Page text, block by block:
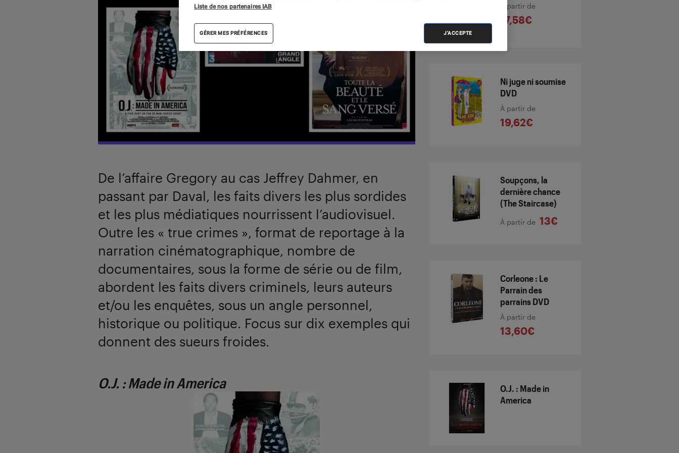
De l’affaire Gregory au cas Jeffrey Dahmer, en
passant par Daval, les faits divers les plus sordides
et les plus médiatiques nourrissent l’audiovisuel.
Outre les « true crimes », format de reportage à la
narration cinématographique, nombre de
documentaires, sous la forme de série ou de film,
abordent les faits divers criminels, leurs auteurs
et/ou les enquêtes, sous un angle personnel,
historique ou politique. Focus sur dix exemples qui
donnent des sueurs froides.
O.J. : Made in America
À partir de
17,58€
Ni juge ni soumise
DVD
À partir de
19,62€
Soupçons, la
dernière chance
(The Staircase)
À partir de 13€
Corleone : Le
Parrain des
parrains DVD
À partir de
13,60€
O.J. : Made in
America
Liste de nos partenaires IAB
GÉRER MES PRÉFÉRENCES J'ACCEPTE